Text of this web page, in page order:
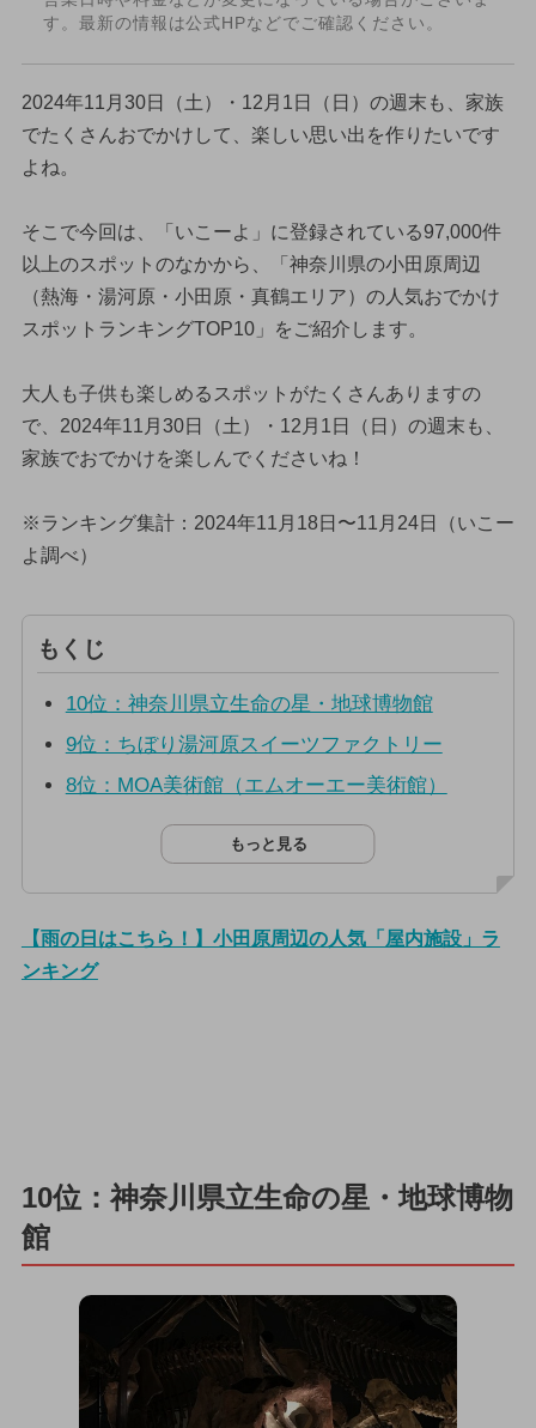
す。最新の情報は公式HPなどでご確認ください。
2024年11月30日（土）・12月1日（日）の週末も、家族
でたくさんおでかけして、楽しい思い出を作りたいです
よね。
そこで今回は、「いこーよ」に登録されている97,000件
以上のスポットのなかから、「神奈川県の小田原周辺
（熱海・湯河原・小田原・真鶴エリア）の人気おでかけ
スポットランキングTOP10」をご紹介します。
大人も子供も楽しめるスポットがたくさんありますの
で、2024年11月30日（土）・12月1日（日）の週末も、
家族でおでかけを楽しんでくださいね！
※ランキング集計：2024年11月18日〜11月24日（いこー
よ調べ）
もくじ
10位：神奈川県立生命の星・地球博物館
9位：ちぼり湯河原スイーツファクトリー
8位：MOA美術館（エムオーエー美術館）
もっと見る
【雨の日はこちら！】小田原周辺の人気「屋内施設」ラ
ンキング
10位：神奈川県立生命の星・地球博物
館